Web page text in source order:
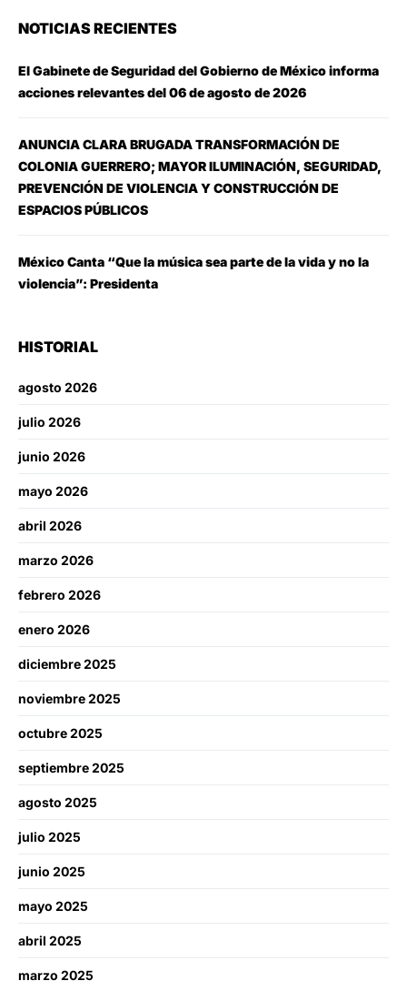
NOTICIAS RECIENTES
El Gabinete de Seguridad del Gobierno de México informa
acciones relevantes del 06 de agosto de 2026
ANUNCIA CLARA BRUGADA TRANSFORMACIÓN DE
COLONIA GUERRERO; MAYOR ILUMINACIÓN, SEGURIDAD,
PREVENCIÓN DE VIOLENCIA Y CONSTRUCCIÓN DE
ESPACIOS PÚBLICOS
México Canta “Que la música sea parte de la vida y no la
violencia”: Presidenta
HISTORIAL
agosto 2026
julio 2026
junio 2026
mayo 2026
abril 2026
marzo 2026
febrero 2026
enero 2026
diciembre 2025
noviembre 2025
octubre 2025
septiembre 2025
agosto 2025
julio 2025
junio 2025
mayo 2025
abril 2025
marzo 2025